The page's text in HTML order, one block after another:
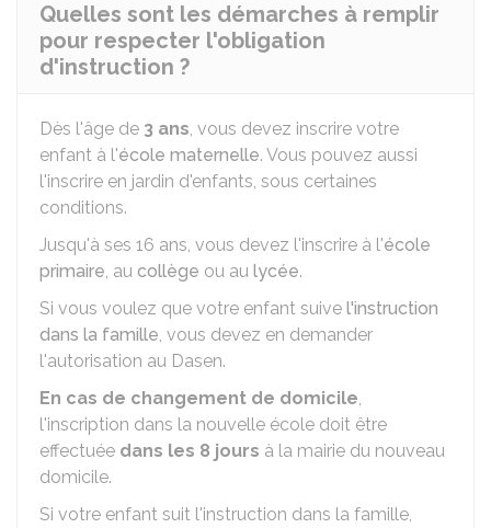
Quelles sont les démarches à remplir
pour respecter l'obligation
d'instruction ?
Dès l'âge de 3 ans, vous devez inscrire votre
enfant à l'école maternelle. Vous pouvez aussi
l'inscrire en jardin d'enfants, sous certaines
conditions.
Jusqu'à ses 16 ans, vous devez l'inscrire à l'école
primaire, au collège ou au lycée.
Si vous voulez que votre enfant suive l'instruction
dans la famille, vous devez en demander
l'autorisation au Dasen.
En cas de changement de domicile,
l'inscription dans la nouvelle école doit être
effectuée dans les 8 jours à la mairie du nouveau
domicile.
Si votre enfant suit l'instruction dans la famille,